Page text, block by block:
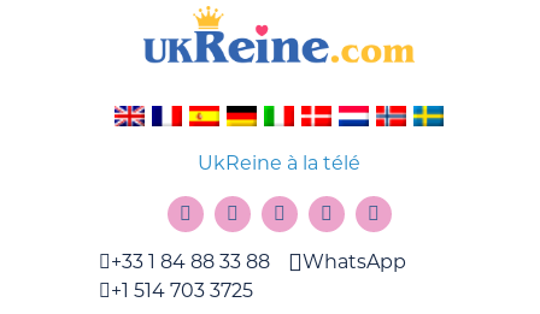
UkReine à la télé
+33 1 84 88 33 88
+1 514 703 3725
WhatsApp